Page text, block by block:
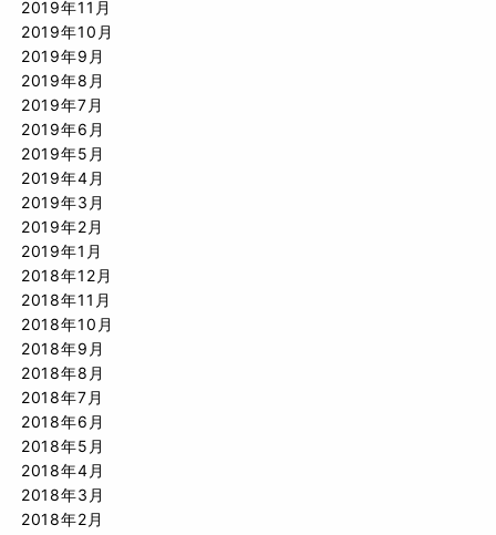
2019年11月
2019年10月
2019年9月
2019年8月
2019年7月
2019年6月
2019年5月
2019年4月
2019年3月
2019年2月
2019年1月
2018年12月
2018年11月
2018年10月
2018年9月
2018年8月
2018年7月
2018年6月
2018年5月
2018年4月
2018年3月
2018年2月